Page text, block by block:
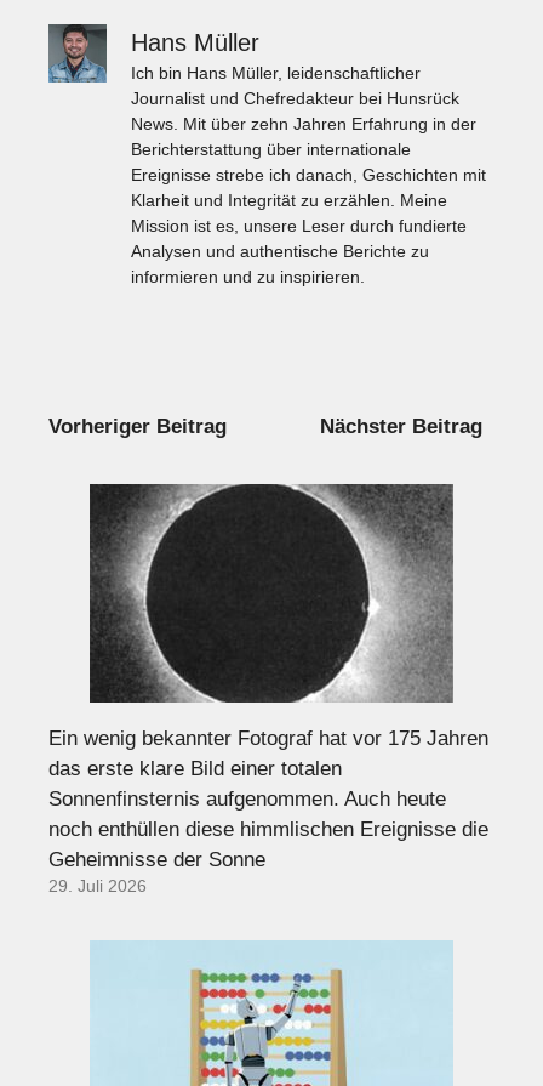
Hans Müller
Ich bin Hans Müller, leidenschaftlicher
Journalist und Chefredakteur bei Hunsrück
News. Mit über zehn Jahren Erfahrung in der
Berichterstattung über internationale
Ereignisse strebe ich danach, Geschichten mit
Klarheit und Integrität zu erzählen. Meine
Mission ist es, unsere Leser durch fundierte
Analysen und authentische Berichte zu
informieren und zu inspirieren.
Vorheriger Beitrag Nächster Beitrag
Ein wenig bekannter Fotograf hat vor 175 Jahren
das erste klare Bild einer totalen
Sonnenfinsternis aufgenommen. Auch heute
noch enthüllen diese himmlischen Ereignisse die
Geheimnisse der Sonne
29. Juli 2026